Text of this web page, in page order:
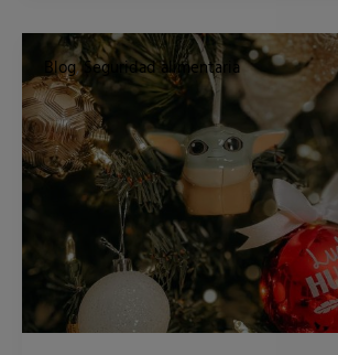
Blog,Seguridad alimentaria
Para
tener
unas
fiestas
seguras,
seguir
estos
10
consejos
sobre
seguridad
alimentaria
Navidad
debes.